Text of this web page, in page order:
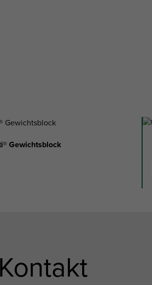
Gewichtsblock
Kontakt